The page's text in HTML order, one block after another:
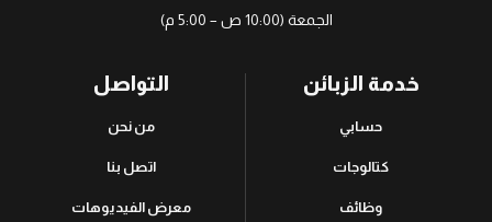
الجمعة (10:00 ص – 5:00 م)
خدمة الزبائن
حسابي
كتالوجات
وظائف
التواصل
من نحن
اتصل بنا
معرض الفيديوهات